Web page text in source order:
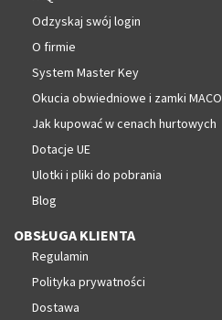
Odzyskaj swój login
O firmie
System Master Key
Okucia obwiedniowe i zamki MACO
Jak kupować w cenach hurtowych
Dotacje UE
Ulotki i pliki do pobrania
Blog
OBSŁUGA KLIENTA
Regulamin
Polityka prywatności
Dostawa